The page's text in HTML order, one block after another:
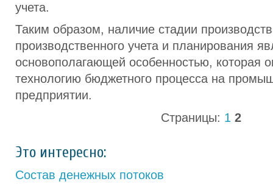
учета.
Таким образом, наличие стадии
производственного учета и планирования
основополагающей особенностью, которая
технологию бюджетного процесса на
предприятии.
Страницы: 1 2
Это интересно:
Состав денежных потоков